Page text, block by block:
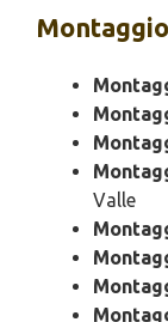
Montaggio
Valle